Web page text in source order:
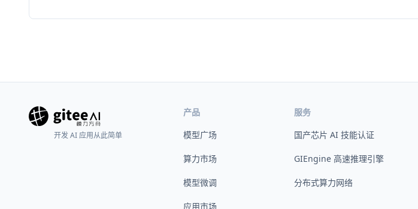
开发 AI 应用从此简单
产品
模型广场
算力市场
模型微调
应用市场
服务
国产芯片 AI 技能认证
GIEngine 高速推理引擎
分布式算力网络